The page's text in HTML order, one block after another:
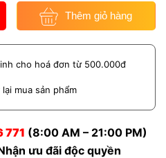
Thêm giỏ hàng
cho hoá đơn từ 500.000đ
mua sản phẩm
771 (8:00 AM – 21:00 PM)
ưu đãi độc quyền